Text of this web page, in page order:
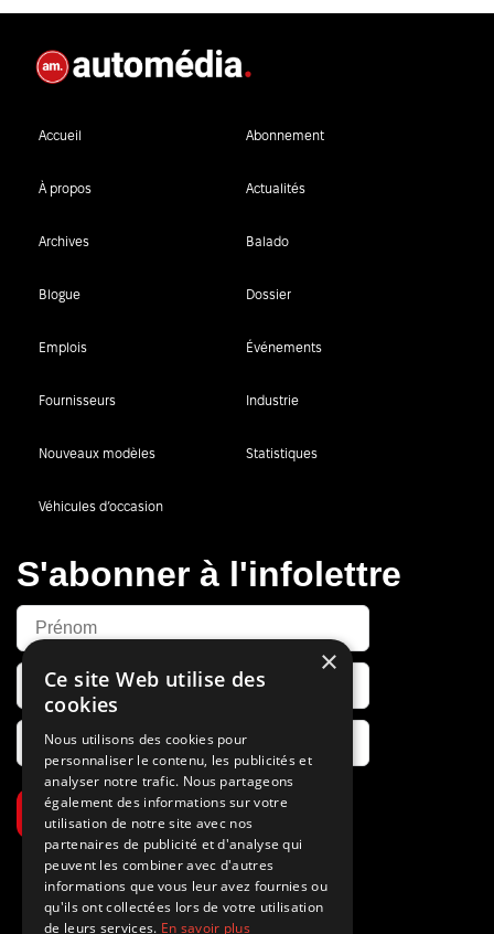
Accueil Abonnement
À propos Actualités
Archives Balado
Blogue Dossier
Emplois Événements
Fournisseurs Industrie
Nouveaux modèles Statistiques
Véhicules d’occasion
S'abonner à l'infolettre
S’abonner
×
Ce site Web utilise des
cookies
Nous utilisons des cookies pour
personnaliser le contenu, les publicités et
analyser notre trafic. Nous partageons
également des informations sur votre
utilisation de notre site avec nos
partenaires de publicité et d'analyse qui
peuvent les combiner avec d'autres
informations que vous leur avez fournies ou
qu'ils ont collectées lors de votre utilisation
de leurs services. En savoir plus